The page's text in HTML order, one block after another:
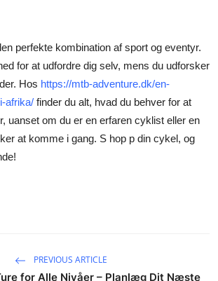
perfekte kombination af sport og eventyr.
for at udfordre dig selv, mens du udforsker
Hos https://mtb-adventure.dk/en-
afrika/ finder du alt, hvad du behver for at
uanset om du er en erfaren cyklist eller en
at komme i gang. S hop p din cykel, og
PREVIOUS ARTICLE
for Alle Nivåer – Planlæg Dit Næste